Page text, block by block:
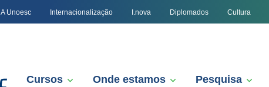
A Unoesc Internacionalização I.nova Diplomados Cultura
Cursos Onde estamos Pesquisa